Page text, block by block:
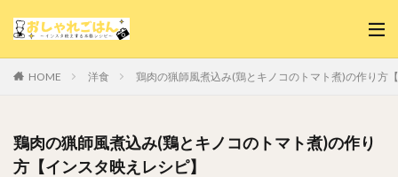
HOME 洋食 鶏肉の猟師風煮込み(鶏とキノコのトマト煮)の作り方
鶏肉の猟師風煮込み(鶏とキノコのトマト煮)の作り
方【インスタ映えレシピ】